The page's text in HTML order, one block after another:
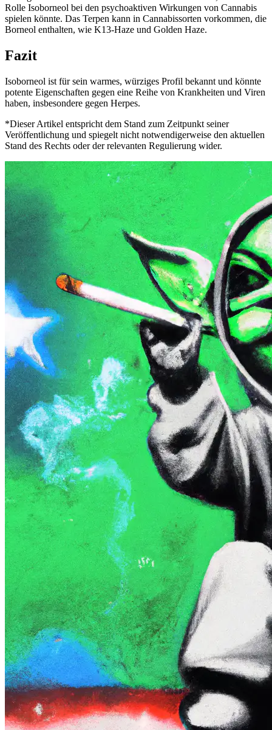
Rolle Isoborneol bei den psychoaktiven Wirkungen von Cannabis
spielen könnte. Das Terpen kann in Cannabissorten vorkommen, die
Borneol enthalten, wie K13-Haze und Golden Haze.
Fazit
Isoborneol ist für sein warmes, würziges Profil bekannt und könnte
potente Eigenschaften gegen eine Reihe von Krankheiten und Viren
haben, insbesondere gegen Herpes.
*Dieser Artikel entspricht dem Stand zum Zeitpunkt seiner
Veröffentlichung und spiegelt nicht notwendigerweise den aktuellen
Stand des Rechts oder der relevanten Regulierung wider.